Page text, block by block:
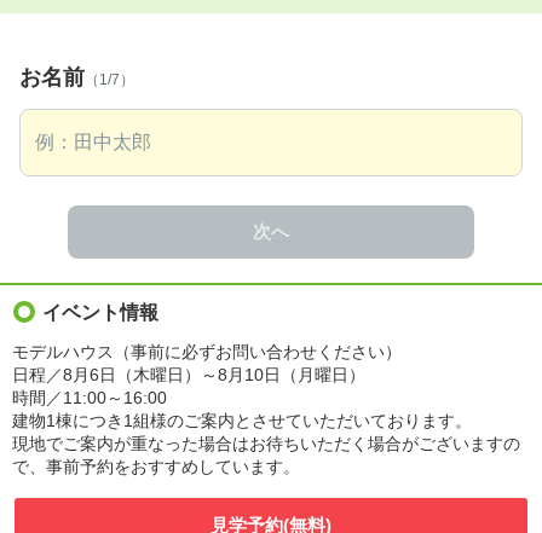
お名前 （1/7）
次へ
イベント情報
モデルハウス（事前に必ずお問い合わせください）
日程／8月6日（木曜日）～8月10日（月曜日）
時間／11:00～16:00
建物1棟につき1組様のご案内とさせていただいております。
現地でご案内が重なった場合はお待ちいただく場合がございますの
で、事前予約をおすすめしています。
見学予約(無料)